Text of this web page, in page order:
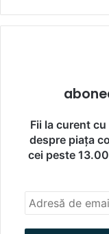
Fii la curent
despre piața
cei peste